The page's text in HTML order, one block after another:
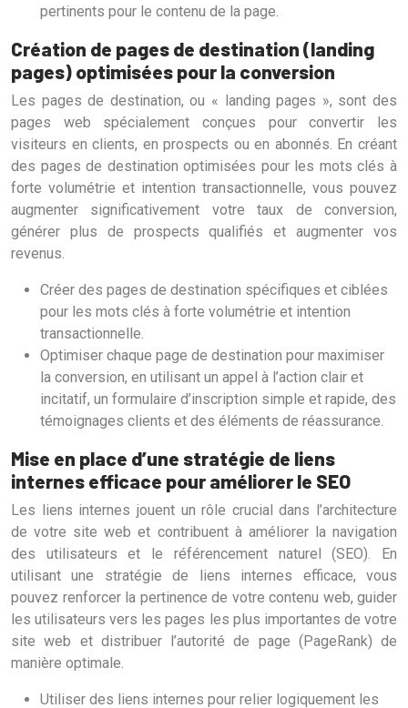
pertinents pour le contenu de la page.
Création de pages de destination (landing
pages) optimisées pour la conversion
Les pages de destination, ou « landing pages », sont des
pages web spécialement conçues pour convertir les
visiteurs en clients, en prospects ou en abonnés. En créant
des pages de destination optimisées pour les mots clés à
forte volumétrie et intention transactionnelle, vous pouvez
augmenter significativement votre taux de conversion,
générer plus de prospects qualifiés et augmenter vos
revenus.
Créer des pages de destination spécifiques et ciblées
pour les mots clés à forte volumétrie et intention
transactionnelle.
Optimiser chaque page de destination pour maximiser
la conversion, en utilisant un appel à l’action clair et
incitatif, un formulaire d’inscription simple et rapide, des
témoignages clients et des éléments de réassurance.
Mise en place d’une stratégie de liens
internes efficace pour améliorer le SEO
Les liens internes jouent un rôle crucial dans l’architecture
de votre site web et contribuent à améliorer la navigation
des utilisateurs et le référencement naturel (SEO). En
utilisant une stratégie de liens internes efficace, vous
pouvez renforcer la pertinence de votre contenu web, guider
les utilisateurs vers les pages les plus importantes de votre
site web et distribuer l’autorité de page (PageRank) de
manière optimale.
Utiliser des liens internes pour relier logiquement les